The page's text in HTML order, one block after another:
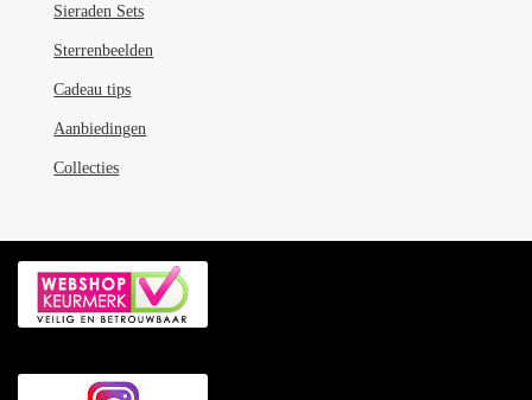
Sieraden Sets
Sterrenbeelden
Cadeau tips
Aanbiedingen
Collecties